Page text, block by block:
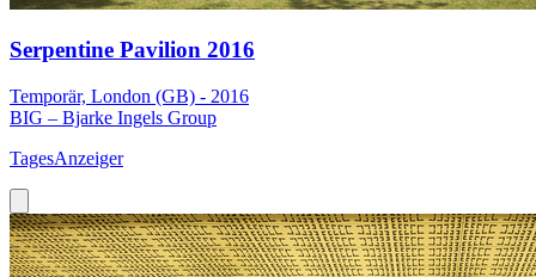
Serpentine Pavilion 2016
Temporär, London (GB) - 2016
BIG – Bjarke Ingels Group
TagesAnzeiger